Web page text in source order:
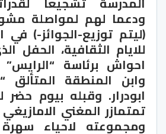
ودعما لهم لمواصلة
(ليتم توزيع-الجوائز-) في
للايام الثقافية، الحفل
احواش برئاسة
وابن المنطقة المتألق
ابودرار. وقبله بيوم
تمتمازر المغني
ومجموعته لاحياء